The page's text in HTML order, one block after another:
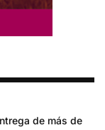
de más de